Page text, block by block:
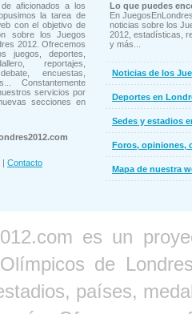
aficionados a los
la tarea de
con el objetivo de
sobre los Juegos
2012. Ofrecemos
juegos, deportes,
reportajes,
encuestas,
Constantemente
servicios por
secciones en
| Contacto
Lo que puedes
En
noticias sobre los
2012, estadísticas,
y más...
Noticias de los
Deportes en
Sedes y estadios
Foros, opiniones,
Mapa de nuestra
es un
de
países,